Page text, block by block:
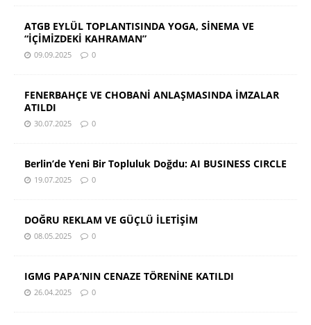
ATGB EYLÜL TOPLANTISINDA YOGA, SİNEMA VE
“İÇİMİZDEKİ KAHRAMAN”
09.09.2025 0
FENERBAHÇE VE CHOBANİ ANLAŞMASINDA İMZALAR
ATILDI
30.07.2025 0
Berlin’de Yeni Bir Topluluk Doğdu: AI BUSINESS CIRCLE
19.07.2025 0
DOĞRU REKLAM VE GÜÇLÜ İLETİŞİM
08.05.2025 0
IGMG PAPA’NIN CENAZE TÖRENİNE KATILDI
26.04.2025 0